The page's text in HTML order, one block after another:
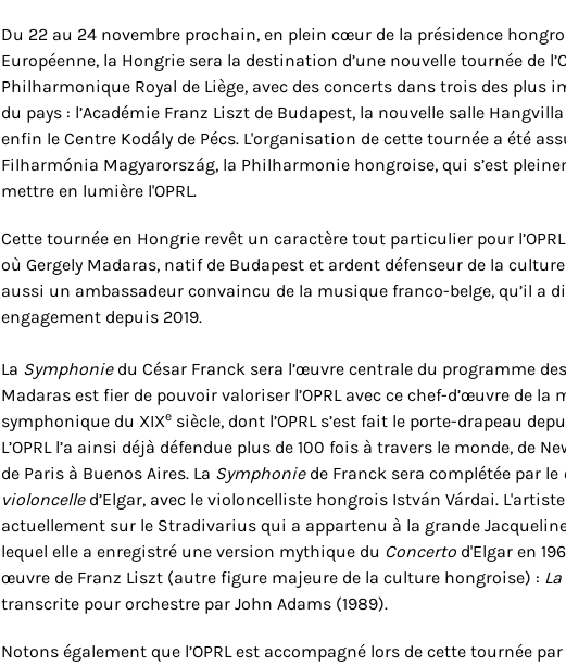
Du 22 au 24 novembre prochain, en plein cœur de la présidence
Européenne, la Hongrie sera la destination d’une nouvelle tournée de
Philharmonique Royal de Liège, avec des concerts dans trois des plus
du pays : l’Académie Franz Liszt de Budapest, la nouvelle salle
enfin le Centre Kodály de Pécs. L'organisation de cette tournée a été
Filharmónia Magyarország, la Philharmonie hongroise, qui s’est
mettre en lumière l'OPRL.
Cette tournée en Hongrie revêt un caractère tout particulier pour
où Gergely Madaras, natif de Budapest et ardent défenseur de la
aussi un ambassadeur convaincu de la musique franco-belge, qu’il a
engagement depuis 2019.
La Symphonie du César Franck sera l’œuvre centrale du programme
Madaras est fier de pouvoir valoriser l’OPRL avec ce chef-d’œuvre de la
symphonique du XIXesiècle, dont l’OPRL s’est fait le porte-drapeau
L’OPRL l’a ainsi déjà défendue plus de 100 fois à travers le monde, de
de Paris à Buenos Aires. La Symphonie de Franck sera complétée par le
violoncelle d’Elgar, avec le violoncelliste hongrois István Várdai.
actuellement sur le Stradivarius qui a appartenu à la grande
lequel elle a enregistré une version mythique du Concerto d'Elgar en
œuvre de Franz Liszt (autre figure majeure de la culture hongroise) :
transcrite pour orchestre par John Adams (1989).
Notons également que l’OPRL est accompagné lors de cette tournée